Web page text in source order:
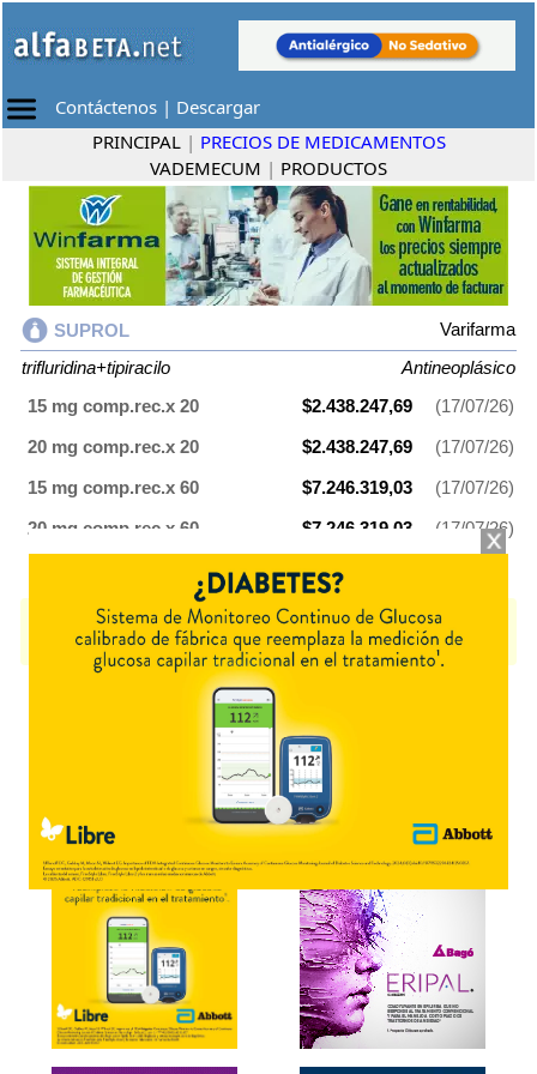
Contáctenos | Descargar
PRINCIPAL | PRECIOS DE MEDICAMENTOS
VADEMECUM | PRODUCTOS
SUPROL
Varifarma
trifluridina+tipiracilo
Antineoplásico
15 mg comp.rec.x 20
$2.438.247,69
(17/07/26)
20 mg comp.rec.x 20
$2.438.247,69
(17/07/26)
15 mg comp.rec.x 60
$7.246.319,03
(17/07/26)
20 mg comp.rec.x 60
$7.246.319,03 (17/07/26)
contienetrifluridina+tipiraciloy se indica comoAntineoplásico
Es producido por Varifarmay cuenta con 4 presentaciones disponibles.
Otros productos contrifluridina+tipiracilo
Otros productos deVarifarma